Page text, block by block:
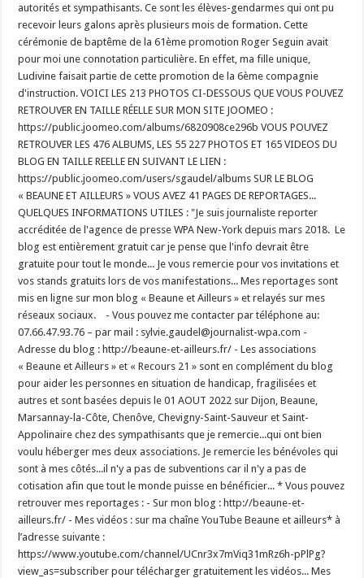
autorités et sympathisants. Ce sont les élèves-gendarmes qui ont pu
recevoir leurs galons après plusieurs mois de formation. Cette
cérémonie de baptême de la 61ème promotion Roger Seguin avait
pour moi une connotation particulière. En effet, ma fille unique,
Ludivine faisait partie de cette promotion de la 6ème compagnie
d'instruction. VOICI LES 213 PHOTOS CI-DESSOUS QUE VOUS POUVEZ
RETROUVER EN TAILLE RÉELLE SUR MON SITE JOOMEO :
https://public.joomeo.com/albums/6820908ce296b VOUS POUVEZ
RETROUVER LES 476 ALBUMS, LES 55 227 PHOTOS ET 165 VIDEOS DU
BLOG EN TAILLE REELLE EN SUIVANT LE LIEN :
https://public.joomeo.com/users/sgaudel/albums SUR LE BLOG
« BEAUNE ET AILLEURS » VOUS AVEZ 41 PAGES DE REPORTAGES...
QUELQUES INFORMATIONS UTILES : "Je suis journaliste reporter
accréditée de l'agence de presse WPA New-York depuis mars 2018. Le
blog est entièrement gratuit car je pense que l'info devrait être
gratuite pour tout le monde... Je vous remercie pour vos invitations et
vos stands gratuits lors de vos manifestations... Mes reportages sont
mis en ligne sur mon blog « Beaune et Ailleurs » et relayés sur mes
réseaux sociaux. - Vous pouvez me contacter par téléphone au:
07.66.47.93.76 – par mail : sylvie.gaudel@journalist-wpa.com -
Adresse du blog : http://beaune-et-ailleurs.fr/ - Les associations
« Beaune et Ailleurs » et « Recours 21 » sont en complément du blog
pour aider les personnes en situation de handicap, fragilisées et
autres et sont basées depuis le 01 AOUT 2022 sur Dijon, Beaune,
Marsannay-la-Côte, Chenôve, Chevigny-Saint-Sauveur et Saint-
Appolinaire chez des sympathisants que je remercie...qui ont bien
voulu héberger mes deux associations. Je remercie les bénévoles qui
sont à mes côtés...il n'y a pas de subventions car il n'y a pas de
cotisation afin que tout le monde puisse en bénéficier... * Vous pouvez
retrouver mes reportages : - Sur mon blog : http://beaune-et-
ailleurs.fr/ - Mes vidéos : sur ma chaîne YouTube Beaune et ailleurs* à
l’adresse suivante :
https://www.youtube.com/channel/UCnr3x7mViq31mRz6h-pPlPg?
view_as=subscriber pour télécharger gratuitement les vidéos... Mes